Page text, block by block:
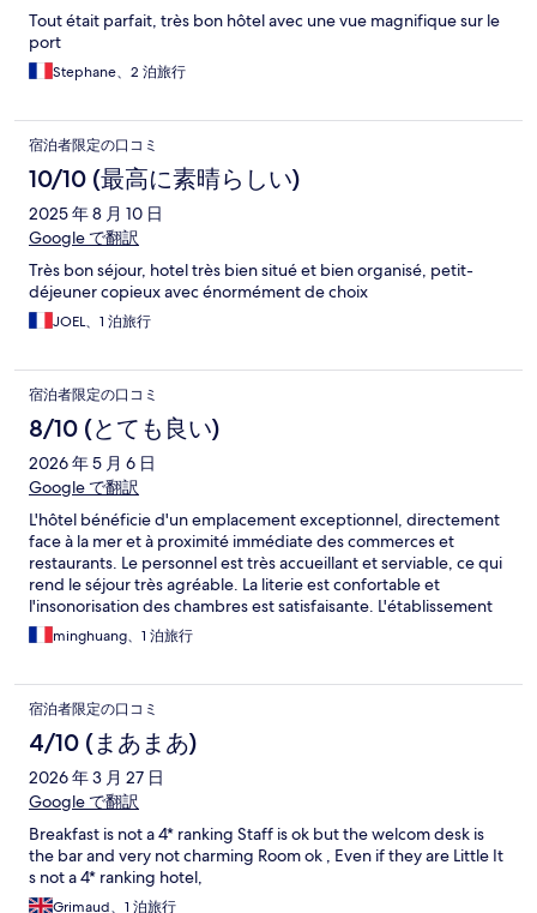
Tout était parfait, très bon hôtel avec une vue magnifique sur le
port
Stephane、2 泊旅行
宿泊者限定の口コミ
10/10 (最高に素晴らしい)
2025 年 8 月 10 日
Google で翻訳
Très bon séjour, hotel très bien situé et bien organisé, petit-
déjeuner copieux avec énormément de choix
JOEL、1 泊旅行
宿泊者限定の口コミ
8/10 (とても良い)
2026 年 5 月 6 日
Google で翻訳
L'hôtel bénéficie d'un emplacement exceptionnel, directement
face à la mer et à proximité immédiate des commerces et
restaurants. Le personnel est très accueillant et serviable, ce qui
rend le séjour très agréable. La literie est confortable et
l'insonorisation des chambres est satisfaisante. L'établissement
dispose également d'une piscine intérieure très appréciable.
Cependant, si l'état général est correct, certains équipements
ancien. Le rapport qualité-prix est donc perfectible compte
tenu des prestations proposées.
minghuang、1 泊旅行
宿泊者限定の口コミ
4/10 (まあまあ)
2026 年 3 月 27 日
Google で翻訳
Breakfast is not a 4* ranking Staff is ok but the welcom desk is
the bar and very not charming Room ok , Even if they are Little It
s not a 4* ranking hotel,
Grimaud、1 泊旅行